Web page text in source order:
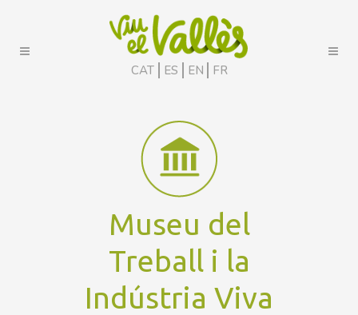
CAT ES EN FR
Museu del
Treball i la
Indústria Viva